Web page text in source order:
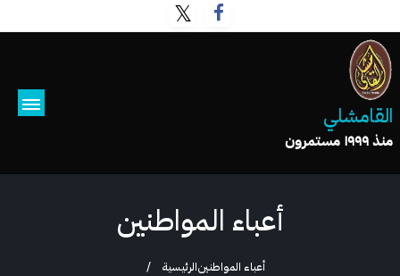
القامشلي
منذ ١٩٩٩ مستمرون
أعباء المواطنين
الرئيسيةأعباء المواطنين